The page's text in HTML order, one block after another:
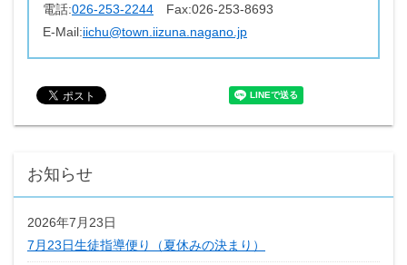
電話:026-253-2244 Fax:026-253-8693
E-Mail:iichu@town.iizuna.nagano.jp
お知らせ
2026年7月23日
7月23日生徒指導便り（夏休みの決まり）